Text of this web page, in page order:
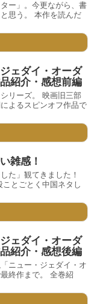
ー」。今更ながら、書
思う。 本作を読んだ
ェダイ・オーダ
紹介・感想前編
リーズ。 映画旧三部
よるスピンオフ作品で
雑感！
た」観てきました！
とごとく中国ネタし
ェダイ・オーダ
紹介・感想後編
ニュー・ジェダイ・オ
終作まで。 全巻紹